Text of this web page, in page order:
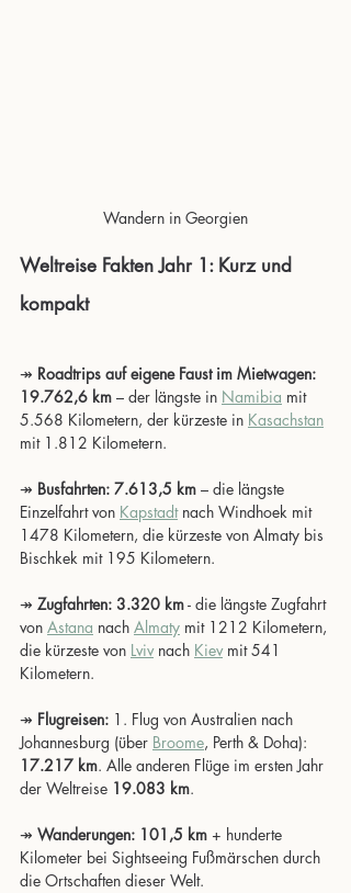
Wandern in Georgien
Weltreise Fakten Jahr 1: Kurz und
kompakt
↠ Roadtrips auf eigene Faust im Mietwagen:
19.762,6 km – der längste in Namibia mit
5.568 Kilometern, der kürzeste in Kasachstan
mit 1.812 Kilometern.
↠ Busfahrten: 7.613,5 km – die längste
Einzelfahrt von Kapstadt nach Windhoek mit
1478 Kilometern, die kürzeste von Almaty bis
Bischkek mit 195 Kilometern.
↠ Zugfahrten: 3.320 km - die längste Zugfahrt
von Astana nach Almaty mit 1212 Kilometern,
die kürzeste von Lviv nach Kiev mit 541
Kilometern.
↠ Flugreisen: 1. Flug von Australien nach
Johannesburg (über Broome, Perth & Doha):
17.217 km. Alle anderen Flüge im ersten Jahr
der Weltreise 19.083 km.
↠ Wanderungen: 101,5 km + hunderte
Kilometer bei Sightseeing Fußmärschen durch
die Ortschaften dieser Welt.